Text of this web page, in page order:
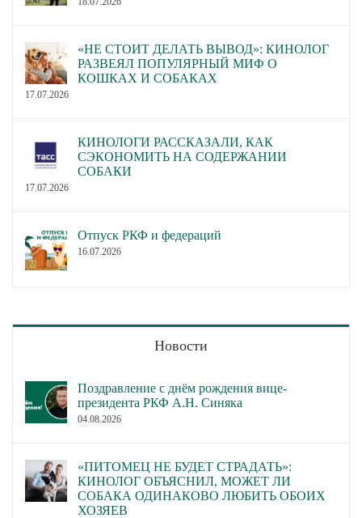
«НЕ СТОИТ ДЕЛАТЬ ВЫВОД»: КИНОЛОГ
РАЗВЕЯЛ ПОПУЛЯРНЫЙ МИФ О
КОШКАХ И СОБАКАХ
17.07.2026
КИНОЛОГИ РАССКАЗАЛИ, КАК
СЭКОНОМИТЬ НА СОДЕРЖАНИИ
СОБАКИ
17.07.2026
Отпуск РКФ и федераций
16.07.2026
Новости
Поздравление с днём рождения вице-
президента РКФ А.Н. Синяка
04.08.2026
«ПИТОМЕЦ НЕ БУДЕТ СТРАДАТЬ»:
КИНОЛОГ ОБЪЯСНИЛ, МОЖЕТ ЛИ
СОБАКА ОДИНАКОВО ЛЮБИТЬ ОБОИХ
ХОЗЯЕВ